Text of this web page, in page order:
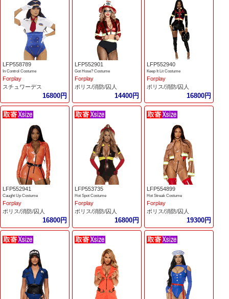
LFP558789
In Control Costume
Forplay
スチュワーデス
16800円
LFP552901
Got Hose? Costume
Forplay
ポリス/消防/囚人
14400円
LFP552940
Keep It Lit Costume
Forplay
ポリス/消防/囚人
16800円
LFP552941
Caught Up Costume
Forplay
ポリス/消防/囚人
16800円
LFP553735
Hot Spot Costume
Forplay
ポリス/消防/囚人
16800円
LFP554899
Hot Streak Costume
Forplay
ポリス/消防/囚人
19300円